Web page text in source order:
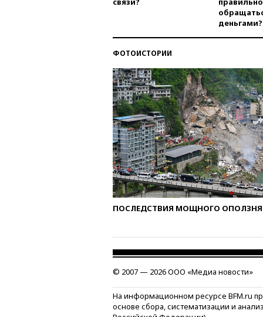
деньгами?
ФОТОИСТОРИИ
ПОСЛЕДСТВИЯ МОЩНОГО ОПОЛЗНЯ
© 2007 — 2026 ООО «Медиа новости»
На информационном ресурсе BFM.ru
основе сбора, систематизации и